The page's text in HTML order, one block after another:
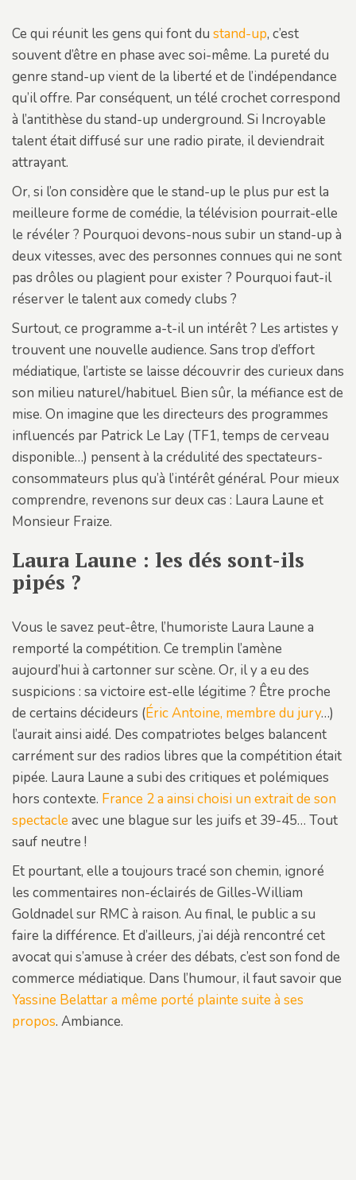
Ce qui réunit les gens qui font du stand-up, c’est
souvent d’être en phase avec soi-même. La pureté du
genre stand-up vient de la liberté et de l’indépendance
qu’il offre. Par conséquent, un télé crochet correspond
à l’antithèse du stand-up underground. Si Incroyable
talent était diffusé sur une radio pirate, il deviendrait
attrayant.
Or, si l’on considère que le stand-up le plus pur est la
meilleure forme de comédie, la télévision pourrait-elle
le révéler ? Pourquoi devons-nous subir un stand-up à
deux vitesses, avec des personnes connues qui ne sont
pas drôles ou plagient pour exister ? Pourquoi faut-il
réserver le talent aux comedy clubs ?
Surtout, ce programme a-t-il un intérêt ? Les artistes y
trouvent une nouvelle audience. Sans trop d’effort
médiatique, l’artiste se laisse découvrir des curieux dans
son milieu naturel/habituel. Bien sûr, la méfiance est de
mise. On imagine que les directeurs des programmes
influencés par Patrick Le Lay (TF1, temps de cerveau
disponible…) pensent à la crédulité des spectateurs-
consommateurs plus qu’à l’intérêt général. Pour mieux
comprendre, revenons sur deux cas : Laura Laune et
Monsieur Fraize.
Laura Laune : les dés sont-ils
pipés ?
Vous le savez peut-être, l’humoriste Laura Laune a
remporté la compétition. Ce tremplin l’amène
aujourd’hui à cartonner sur scène. Or, il y a eu des
suspicions : sa victoire est-elle légitime ? Être proche
de certains décideurs (Éric Antoine, membre du jury…)
l’aurait ainsi aidé. Des compatriotes belges balancent
carrément sur des radios libres que la compétition était
pipée. Laura Laune a subi des critiques et polémiques
hors contexte. France 2 a ainsi choisi un extrait de son
spectacleavec une blague sur les juifs et 39-45… Tout
sauf neutre !
Et pourtant, elle a toujours tracé son chemin, ignoré
les commentaires non-éclairés de Gilles-William
Goldnadel sur RMC à raison. Au final, le public a su
faire la différence. Et d’ailleurs, j’ai déjà rencontré cet
avocat qui s’amuse à créer des débats, c’est son fond de
commerce médiatique. Dans l’humour, il faut savoir que
Yassine Belattar a même porté plainte suite à ses
propos. Ambiance.